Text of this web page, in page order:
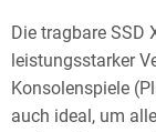
Die tragbare SSD
leistungsstarker
Konsolenspiele
auch ideal, um